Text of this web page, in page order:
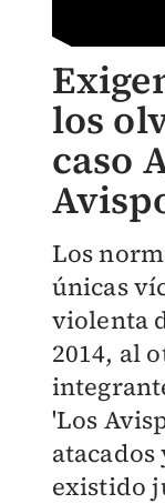
los
caso
Los
únicas
violenta
2014, al
'Los
existido